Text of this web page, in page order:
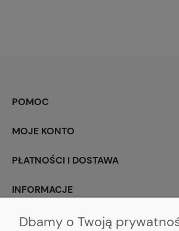
POMOC
MOJE KONTO
PŁATNOŚCI I DOSTAWA
INFORMACJE
O NAS
Dbamy o Twoją